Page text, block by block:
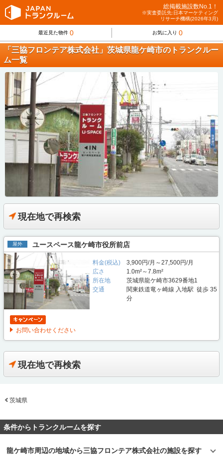
総掲載施設数No.1！
※実査委託先:日本マーケティング
リサーチ機構(2026年3月)
最近見た物件 0 お気に入り 0
「三協フロンテア株式会社」茨城県龍ケ崎市のトランクルー
ム一覧
現在地で再検索
屋外 ユースペース龍ケ崎市役所前店
料金(税込)
3,900円/月～27,500円/月
広さ
1.0m²～7.8m²
所在地
茨城県龍ケ崎市3629番地1
交通
関東鉄道竜ヶ崎線 入地駅 徒歩 35
分
お問い合わせください
現在地で再検索
茨城県
条件からトランクルームを探す
龍ケ崎市周辺の地域から三協フロンテア株式会社の施設を探す